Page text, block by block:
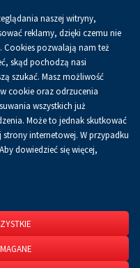
0.00 złKoszykPL
naszej witryny,
reklamy, dzięki czemu nie
Cookies pozwalają nam też
skąd pochodzą nasi
szukać. Masz możliwość
cookie oraz odrzucenia
wszystkich już
Może to jednak skutkować
internetowej. W przypadku
dowiedzieć się więcej,